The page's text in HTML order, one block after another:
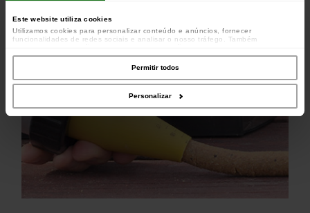
Este website utiliza cookies
Utilizamos cookies para personalizar conteúdo e anúncios, fornecer
funcionalidades de redes sociais e analisar o nosso tráfego. Também
parceiros de redes sociais, de publicidade e de análise, que as podem combinar
com outras informações que lhes forneceu ou recolhidas por estes a partir da
sua utilização dos respetivos serviços.
Permitir todos
Personalizar
pistola.